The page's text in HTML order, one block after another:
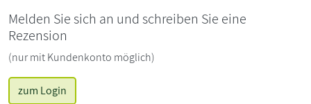
Melden Sie sich an und schreiben Sie eine
Rezension
(nur mit Kundenkonto möglich)
zum Login